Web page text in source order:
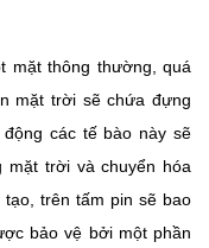
mặt thông thường, quá
mặt trời sẽ chứa đựng
các tế bào này sẽ
mặt trời và chuyển hóa
trên tấm pin sẽ bao
bảo vệ bởi một phần